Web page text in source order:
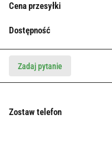
Cena przesyłki
Dostępność
Zadaj pytanie
Zostaw telefon